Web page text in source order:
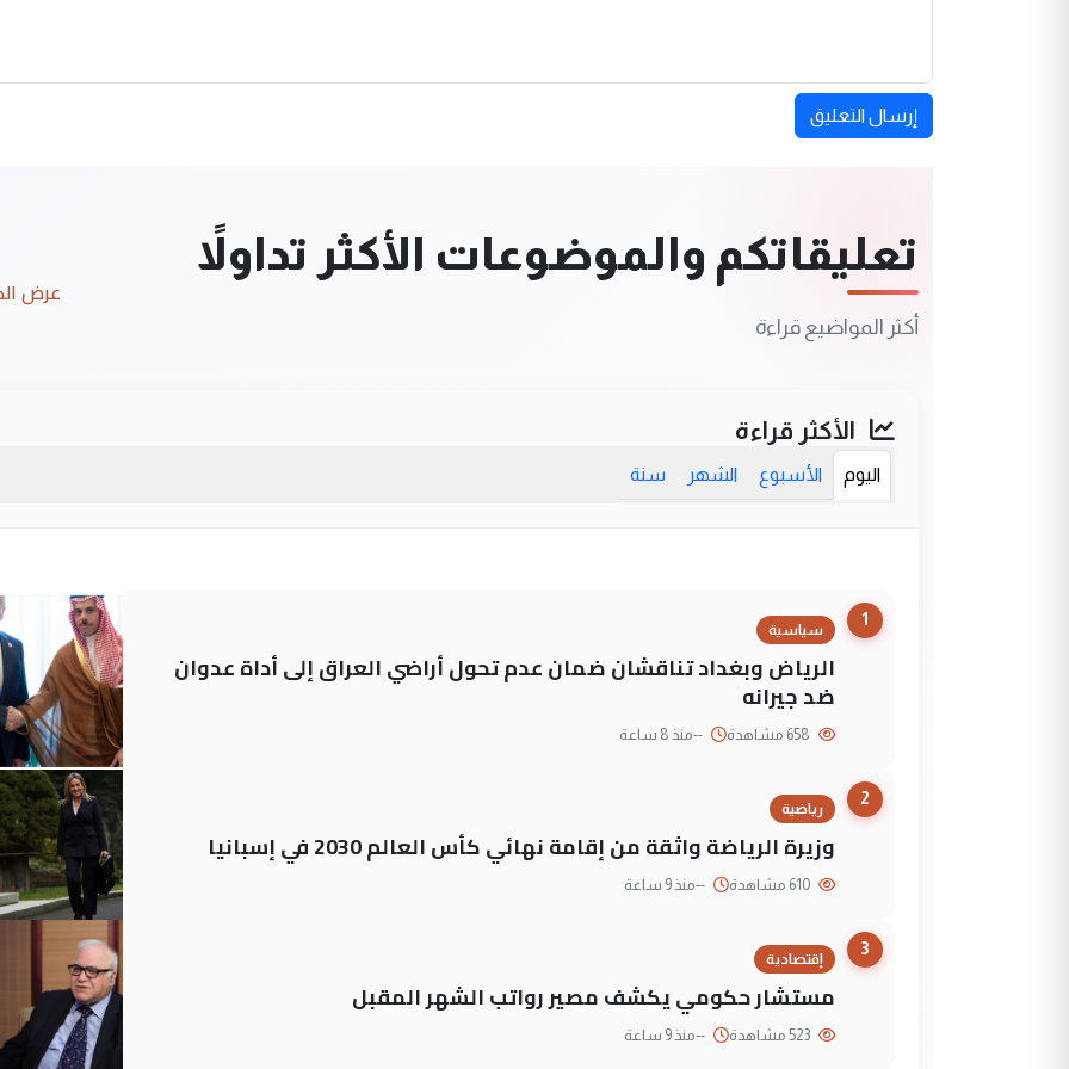
إرسال التعليق
تعليقاتكم والموضوعات الأكثر تداولاً
أكثر المواضيع قراءة
عرض
الأكثر قراءة
اليوم الأسبوع الشهر سنة
1
سياسية
الرياض وبغداد تناقشان ضمان عدم تحول أراضي العراق إلى أداة عدوان
ضد جيرانه
--منذ 8 ساعة
2
رياضية
وزيرة الرياضة واثقة من إقامة نهائي كأس العالم 2030 في إسبانيا
--منذ 9 ساعة
3
إقتصادية
مستشار حكومي يكشف مصير رواتب الشهر المقبل
--منذ 9 ساعة